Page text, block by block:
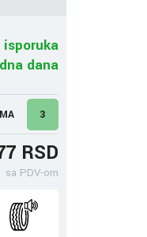
dana
3
RSD
sa PDV-om